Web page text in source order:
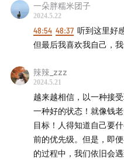
08:49 二战失败，找不到未
关于工作习惯：“论
行？
时间管理终究来讲就
周围同学“闪闪发光”
茫，要怎样调整状态？
一朵胖糯米团子
2024.5.22
48:54 48:37 听到这里好
但最后我喜欢我自己，我
辣辣_zzz
2024.5.21
越来越相信，以一种接
一种好的状态！就像钱
目标！人得知道自己要
前的优先级。但是，即
的过程中，我们依旧会